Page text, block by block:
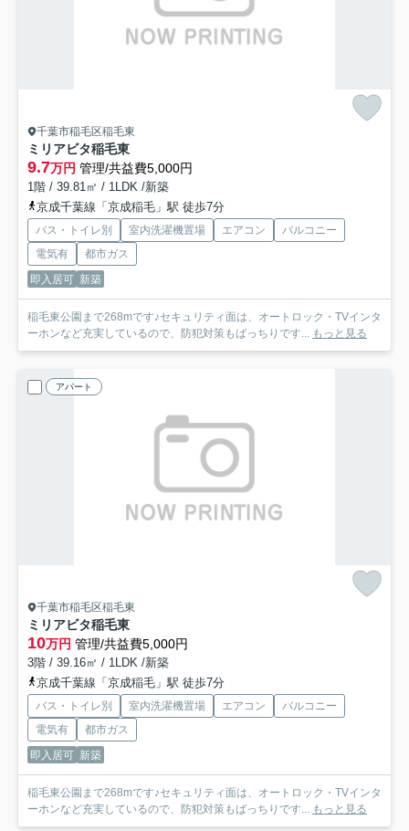
千葉市稲毛区稲毛東
ミリアビタ稲毛東
9.7万円 管理/共益費5,000円
1階 / 39.81㎡ / 1LDK /新築
京成千葉線「京成稲毛」駅 徒歩7分
バス・トイレ別 室内洗濯機置場 エアコン
バルコニー
電気有
都市ガス
即入居可 新築
稲毛東公園まで268mです♪セキュリティ面は、オートロック・TVインタ
ーホンなど充実しているので、防犯対策もばっちりです... もっと見る
アパート
千葉市稲毛区稲毛東
ミリアビタ稲毛東
10万円 管理/共益費5,000円
3階 / 39.16㎡ / 1LDK /新築
京成千葉線「京成稲毛」駅 徒歩7分
バス・トイレ別 室内洗濯機置場 エアコン
バルコニー
電気有
都市ガス
即入居可 新築
稲毛東公園まで268mです♪セキュリティ面は、オートロック・TVインタ
ーホンなど充実しているので、防犯対策もばっちりです... もっと見る